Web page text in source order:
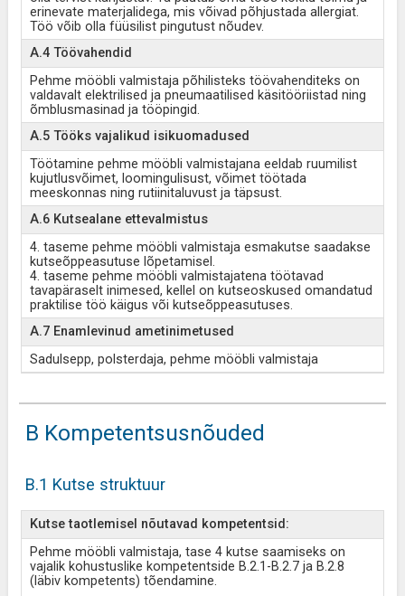
erinevate materjalidega, mis võivad põhjustada allergiat.
Töö võib olla füüsilist pingutust nõudev.
A.4 Töövahendid
Pehme mööbli valmistaja põhilisteks töövahenditeks on
valdavalt elektrilised ja pneumaatilised käsitööriistad ning
õmblusmasinad ja tööpingid.
A.5 Tööks vajalikud isikuomadused
Töötamine pehme mööbli valmistajana eeldab ruumilist
kujutlusvõimet, loomingulisust, võimet töötada
meeskonnas ning rutiinitaluvust ja täpsust.
A.6 Kutsealane ettevalmistus
4. taseme pehme mööbli valmistaja esmakutse saadakse
kutseõppeasutuse lõpetamisel.
4. taseme pehme mööbli valmistajatena töötavad
tavapäraselt inimesed, kellel on kutseoskused omandatud
praktilise töö käigus või kutseõppeasutuses.
A.7 Enamlevinud ametinimetused
Sadulsepp, polsterdaja, pehme mööbli valmistaja
B Kompetentsusnõuded
B.1 Kutse struktuur
Kutse taotlemisel nõutavad kompetentsid:
Pehme mööbli valmistaja, tase 4 kutse saamiseks on
vajalik kohustuslike kompetentside B.2.1-B.2.7 ja B.2.8
(läbiv kompetents) tõendamine.